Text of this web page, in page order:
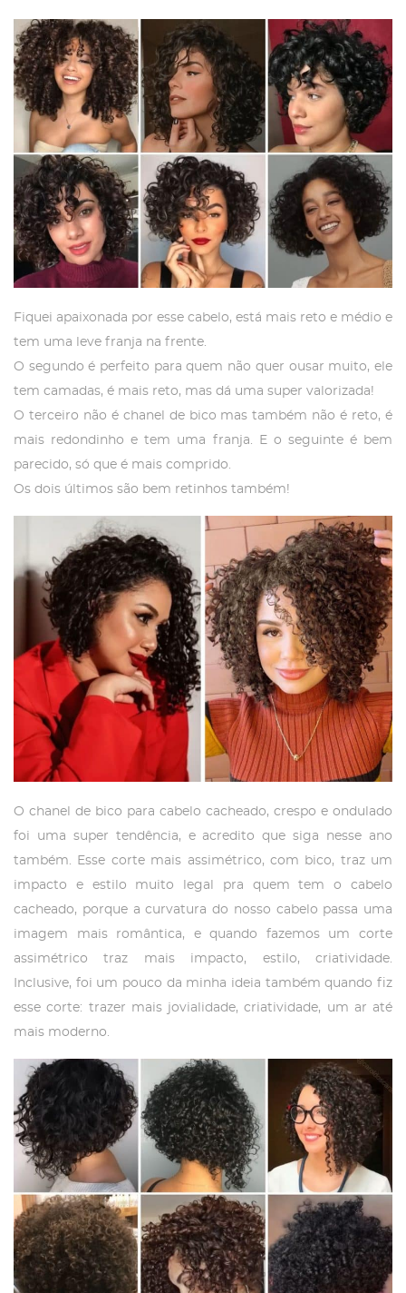
Fiquei apaixonada por esse cabelo, está mais reto e médio e
tem uma leve franja na frente.
O segundo é perfeito para quem não quer ousar muito, ele
tem camadas, é mais reto, mas dá uma super valorizada!
O terceiro não é chanel de bico mas também não é reto, é
mais redondinho e tem uma franja. E o seguinte é bem
parecido, só que é mais comprido.
Os dois últimos são bem retinhos também!
O chanel de bico para cabelo cacheado, crespo e ondulado
foi uma super tendência, e acredito que siga nesse ano
também. Esse corte mais assimétrico, com bico, traz um
impacto e estilo muito legal pra quem tem o cabelo
cacheado, porque a curvatura do nosso cabelo passa uma
imagem mais romântica, e quando fazemos um corte
assimétrico traz mais impacto, estilo, criatividade.
Inclusive, foi um pouco da minha ideia também quando fiz
esse corte: trazer mais jovialidade, criatividade, um ar até
mais moderno.